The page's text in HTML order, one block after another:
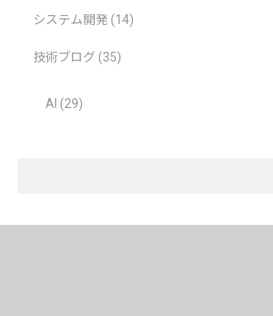
システム開発 (14)
技術ブログ (35)
AI (29)